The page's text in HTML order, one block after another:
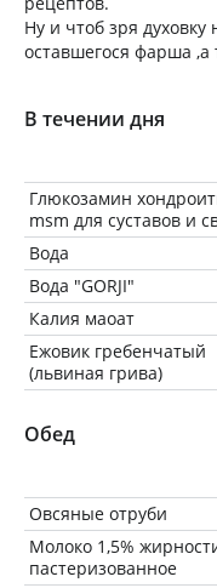
Ну и чтоб зря духовку
оставшегося фарша ,а
В течении дня
Глюкозамин
msm для суставов и
Вода
Вода "GORJI"
Калия маоат
Ежовик гребенчатый
(львиная грива)
Обед
Овсяные отруби
Молоко 1,5%
пастеризованное